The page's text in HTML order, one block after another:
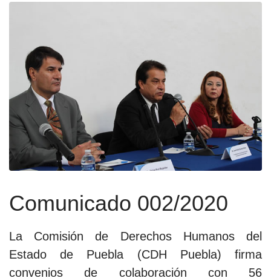
Comunicado 002/2020
La Comisión de Derechos Humanos del
Estado de Puebla (CDH Puebla) firma
convenios de colaboración con 56